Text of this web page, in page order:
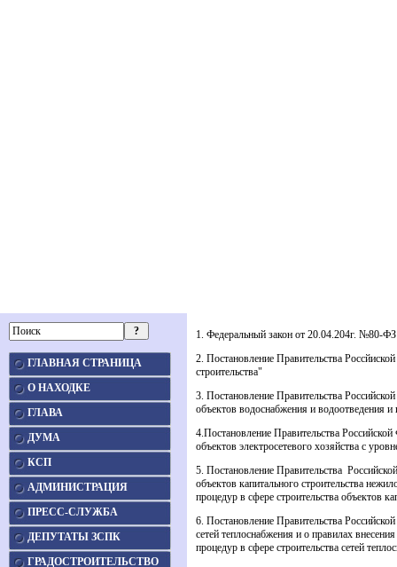
ГЛАВНАЯ СТРАНИЦА
О НАХОДКЕ
ГЛАВА
ДУМА
КСП
АДМИНИСТРАЦИЯ
ПРЕСС-СЛУЖБА
ДЕПУТАТЫ ЗСПК
ГРАДОСТРОИТЕЛЬСТВО
1. Федеральный закон от 20.04.204г. №80-ФЗ
2. Постановление Правительства
строительства"
3. Постановление Правительства
объектов водоснабжения и водоотведения
4.Постановление Правительства
объектов электросетевого хозяйства с
5. Постановление Правительства
объектов капитального строительства
процедур в сфере строительства объектов
6. Постановление Правительства
сетей теплоснабжения и о правилах
процедур в сфере строительства сетей